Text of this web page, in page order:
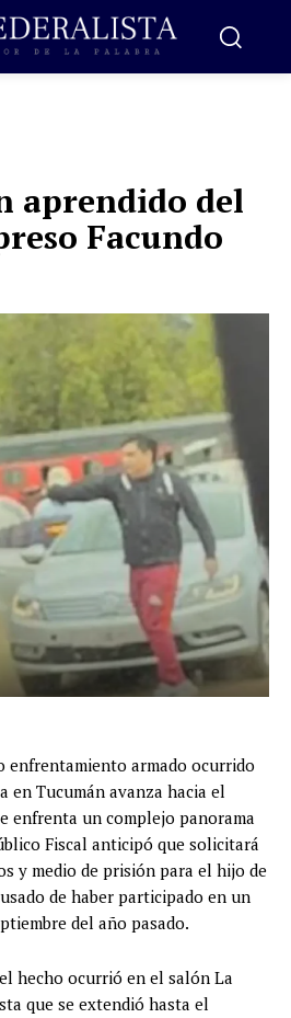
aprendido del
Facundo
enfrentamiento armado ocurrido
en Tucumán avanza hacia el
enfrenta un complejo panorama
Fiscal anticipó que solicitará
y medio de prisión para el hijo de
de haber participado en un
del año pasado.
hecho ocurrió en el salón La
que se extendió hasta el